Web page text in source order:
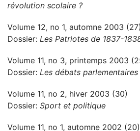
révolution scolaire ?
Volume 12, no 1, automne 2003 (27)
Dossier: Les Patriotes de 1837-
Volume 11, no 3, printemps 2003
Dossier: Les débats
Volume 11, no 2, hiver 2003 (30)
Dossier: Sport et politique
Volume 11, no 1, automne 2002 (20)